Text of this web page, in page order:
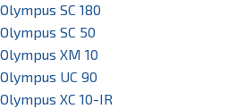
Olympus SC 180
Olympus SC 50
Olympus XM 10
Olympus UC 90
Olympus XC 10-IR